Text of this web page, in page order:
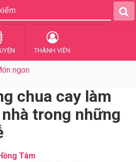
THÀNH VIÊN
ngon
chua cay làm
trong những
Tâm